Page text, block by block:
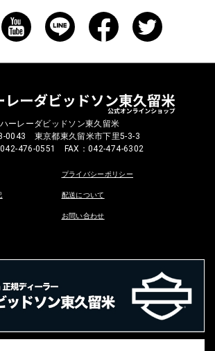
ハーレーダビッドソン東久留米
0043 東京都東久留米市下里5-3-3
042-476-0551 FAX：042-474-6302
プライバシーポリシー
配送について
お問い合わせ